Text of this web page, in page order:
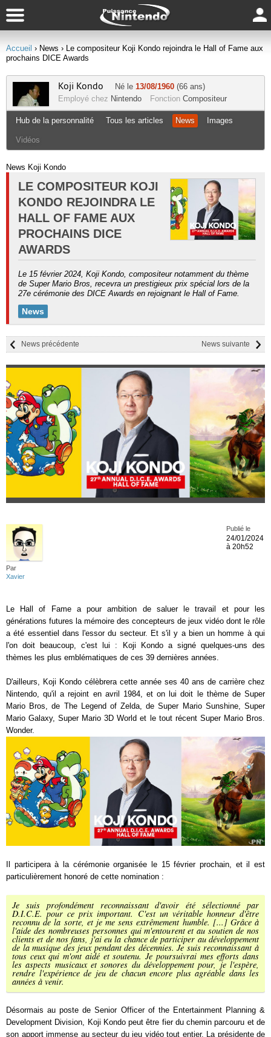
Accueil › News › Le compositeur Koji Kondo rejoindra le Hall of Fame aux
prochains DICE Awards
Koji Kondo Né le 13/08/1960 (66 ans)
Employé chez Nintendo Fonction Compositeur
Hub de la personnalité Tous les articles News Images
Vidéos
News Koji Kondo
LE COMPOSITEUR KOJI
KONDO REJOINDRA LE
HALL OF FAME AUX
PROCHAINS DICE
AWARDS
Le 15 février 2024, Koji Kondo, compositeur notamment du thème
de Super Mario Bros, recevra un prestigieux prix spécial lors de la
27e cérémonie des DICE Awards en rejoignant le Hall of Fame.
News
News suivante
News précédente
Par
Xavier
Publié le
24/01/2024
à 20h52
Le Hall of Fame a pour ambition de saluer le travail et pour les
générations futures la mémoire des concepteurs de jeux vidéo dont le rôle
a été essentiel dans l'essor du secteur. Et s'il y a bien un homme à qui
l'on doit beaucoup, c'est lui : Koji Kondo a signé quelques-uns des
thèmes les plus emblématiques de ces 39 dernières années.
D'ailleurs, Koji Kondo célèbrera cette année ses 40 ans de carrière chez
Nintendo, qu'il a rejoint en avril 1984, et on lui doit le thème de Super
Mario Bros, de The Legend of Zelda, de Super Mario Sunshine, Super
Mario Galaxy, Super Mario 3D World et le tout récent Super Mario Bros.
Wonder.
Il participera à la cérémonie organisée le 15 février prochain, et il est
particulièrement honoré de cette nomination :
Je suis profondément reconnaissant d'avoir été sélectionné par
D.I.C.E. pour ce prix important. C'est un véritable honneur d'être
reconnu de la sorte, et je me sens extrêmement humble. [...] Grâce à
l'aide des nombreuses personnes qui m'entourent et au soutien de nos
clients et de nos fans, j'ai eu la chance de participer au développement
de la musique des jeux pendant des décennies. Je suis reconnaissant à
tous ceux qui m'ont aidé et soutenu. Je poursuivrai mes efforts dans
les aspects musicaux et sonores du développement pour, je l'espère,
rendre l'expérience de jeu de chacun encore plus agréable dans les
années à venir.
Désormais au poste de Senior Officer of the Entertainment Planning &
Development Division, Koji Kondo peut être fier du chemin parcouru et de
son apport immense au secteur du jeu vidéo tout entier. La présidente de